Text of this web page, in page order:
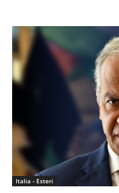
Italia - Esteri